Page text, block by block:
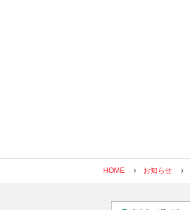
HOME お知らせ